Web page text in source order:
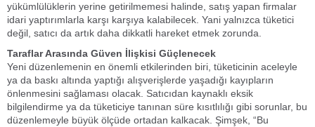
yükümlülüklerin yerine getirilmemesi halinde, satış yapan firmalar
idari yaptırımlarla karşı karşıya kalabilecek. Yani yalnızca tüketici
değil, satıcı da artık daha dikkatli hareket etmek zorunda.
Taraflar Arasında Güven İlişkisi Güçlenecek
Yeni düzenlemenin en önemli etkilerinden biri, tüketicinin aceleyle
ya da baskı altında yaptığı alışverişlerde yaşadığı kayıpların
önlenmesini sağlaması olacak. Satıcıdan kaynaklı eksik
bilgilendirme ya da tüketiciye tanınan süre kısıtlılığı gibi sorunlar, bu
düzenlemeyle büyük ölçüde ortadan kalkacak. Şimşek, “Bu